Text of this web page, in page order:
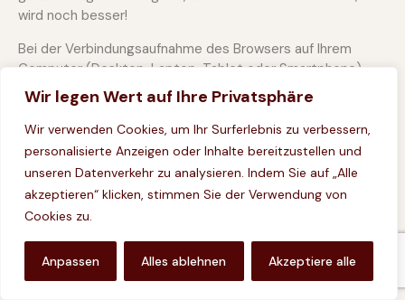
Wir legen Wert auf Ihre Privatsphäre
Wir verwenden Cookies, um Ihr Surferlebnis zu verbessern,
personalisierte Anzeigen oder Inhalte bereitzustellen und
unseren Datenverkehr zu analysieren. Indem Sie auf „Alle
akzeptieren“ klicken, stimmen Sie der Verwendung von
Cookies zu.
Anpassen Alles ablehnen Akzeptiere alle
wird noch besser!
Bei der Verbindungsaufnahme des Browsers auf Ihrem
Computer (Desktop, Laptop, Tablet oder Smartphone)
und während der Datenübertragung zu und vom Webserver
kann es zu einer Verarbeitung personenbezogener Daten
kommen. Einerseits speichert Ihr Computer Daten,
andererseits muss auch der Webserver Daten eine Zeit
lang speichern, um einen ordentlichen Betrieb zu
gewährleisten.
Ein Bild sagt mehr als tausend Worte, daher zeigt folgende
Grafik zur Veranschaulichung das Zusammenspiel zwischen
Browser, dem Internet und dem Hosting-Provider.